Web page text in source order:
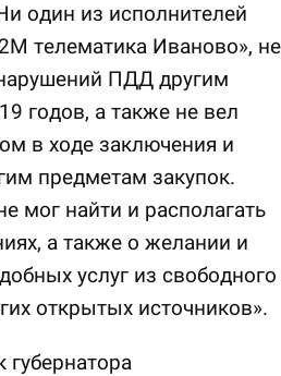
один из исполнителей
телематика Иваново», не
ПДД другим
годов, а также не вел
в ходе заключения и
предметам закупок.
мог найти и располагать
а также о желании и
услуг из свободного
открытых источников».